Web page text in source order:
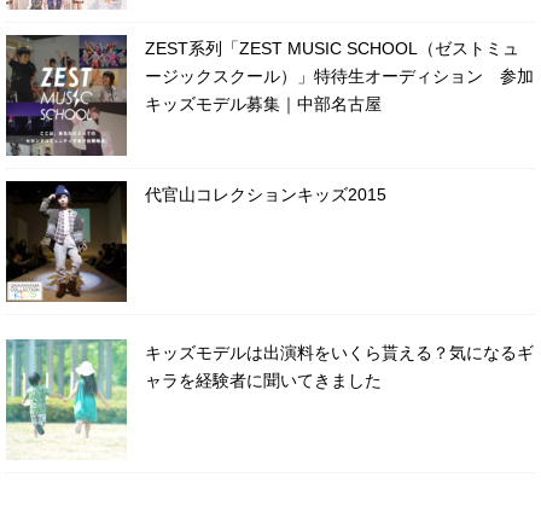
ZEST系列「ZEST MUSIC SCHOOL（ゼストミュ
ージックスクール）」特待生オーディション 参加
キッズモデル募集｜中部名古屋
代官山コレクションキッズ2015
キッズモデルは出演料をいくら貰える？気になるギ
ャラを経験者に聞いてきました